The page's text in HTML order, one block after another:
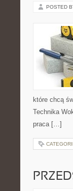
POSTED
które chcą
Technika
praca […]